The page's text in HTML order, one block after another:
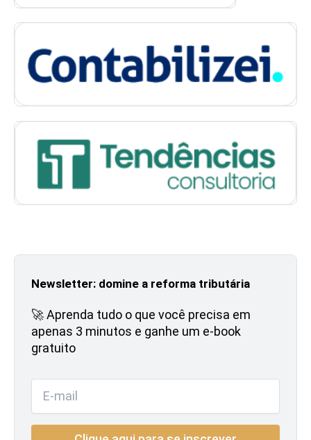
Newsletter: domine a reforma tributária
🚀 Aprenda tudo o que você precisa em
apenas 3 minutos e ganhe um e-book
gratuito